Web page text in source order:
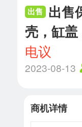
出售 出售
壳，缸
电议
2023-08-13
商机详情